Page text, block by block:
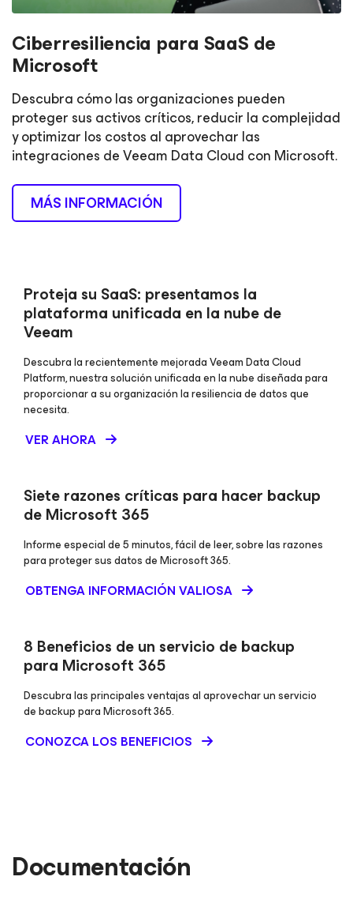
Ciberresiliencia para SaaS de
Microsoft
Descubra cómo las organizaciones pueden
proteger sus activos críticos, reducir la complejidad
y optimizar los costos al aprovechar las
integraciones de Veeam Data Cloud con Microsoft.
MÁS INFORMACIÓN
Proteja su SaaS: presentamos la
plataforma unificada en la nube de
Veeam
Descubra la recientemente mejorada Veeam Data Cloud
Platform, nuestra solución unificada en la nube diseñada para
proporcionar a su organización la resiliencia de datos que
necesita.
VER AHORA
Siete razones críticas para hacer backup
de Microsoft 365
Informe especial de 5 minutos, fácil de leer, sobre las razones
para proteger sus datos de Microsoft 365.
OBTENGA INFORMACIÓN VALIOSA
8 Beneficios de un servicio de backup
para Microsoft 365
Descubra las principales ventajas al aprovechar un servicio
de backup para Microsoft 365.
CONOZCA LOS BENEFICIOS
Documentación